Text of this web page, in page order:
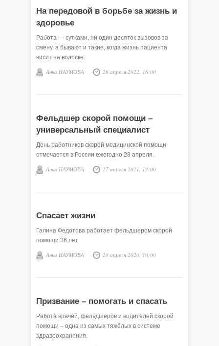
На передовой в борьбе за жизнь и
здоровье
Работа — сутками, ни один десяток вызовов за
смену, а бывают и такие, когда жизнь пациента
висит на волоске.
Анна НАУМОВА 26 апреля 2022, 16:00
Фельдшер скорой помощи –
универсальный специалист
День работников скорой медицинской помощи
отмечается в России ежегодно 28 апреля.
Анна НАУМОВА 27 апреля 2021, 13:00
Спасает жизни
Галина Федотова работает фельдшером скорой
помощи 36 лет
Анна НАУМОВА 28 апреля 2020, 10:00
Призвание – помогать и спасать
Работа врачей, фельдшеров и водителей скорой
помощи – одна из самых тяжёлых в системе
здравоохранения.